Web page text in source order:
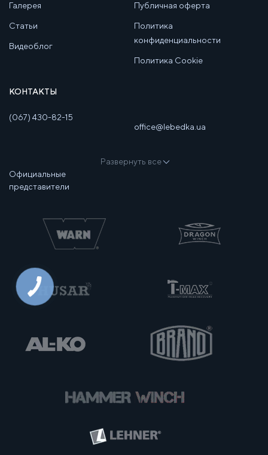
Галерея
Статьи
Видеоблог
Публичная оферта
Политика
конфиденциальности
Политика Cookie
КОНТАКТЫ
(067) 430-82-15
office@lebedka.ua
Развернуть все
Официальные
представители